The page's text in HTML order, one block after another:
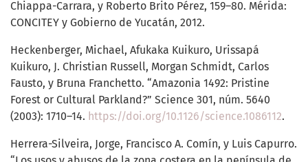
Chiappa-Carrara, y Roberto Brito Pérez, 159–80. Mérida:
CONCITEY y Gobierno de Yucatán, 2012.
Heckenberger, Michael, Afukaka Kuikuro, Urissapá
Kuikuro, J. Christian Russell, Morgan Schmidt, Carlos
Fausto, y Bruna Franchetto. “Amazonia 1492: Pristine
Forest or Cultural Parkland?” Science 301, núm. 5640
(2003): 1710–14. https://doi.org/10.1126/science.1086112.
Herrera-Silveira, Jorge, Francisco A. Comín, y Luis Capurro.